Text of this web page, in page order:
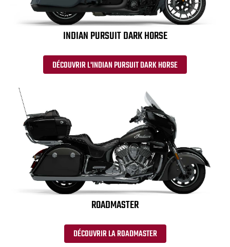
INDIAN PURSUIT DARK HORSE
DÉCOUVRIR L'INDIAN PURSUIT DARK HORSE
ROADMASTER
DÉCOUVRIR LA ROADMASTER